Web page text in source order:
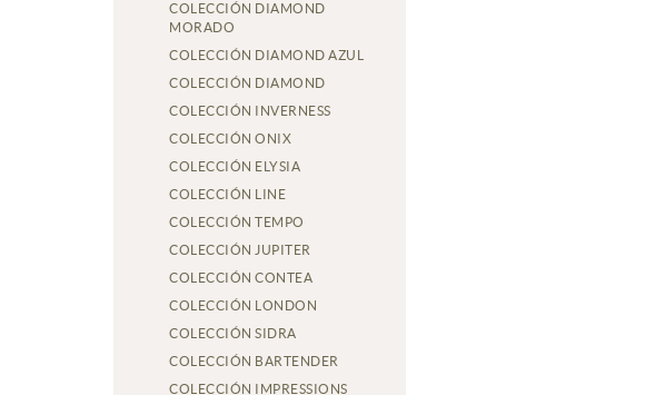
COLECCIÓN DIAMOND
MORADO
COLECCIÓN DIAMOND AZUL
COLECCIÓN DIAMOND
COLECCIÓN INVERNESS
COLECCIÓN ONIX
COLECCIÓN ELYSIA
COLECCIÓN LINE
COLECCIÓN TEMPO
COLECCIÓN JUPITER
COLECCIÓN CONTEA
COLECCIÓN LONDON
COLECCIÓN SIDRA
COLECCIÓN BARTENDER
COLECCIÓN IMPRESSIONS